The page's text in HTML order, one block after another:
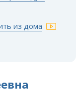
из дома